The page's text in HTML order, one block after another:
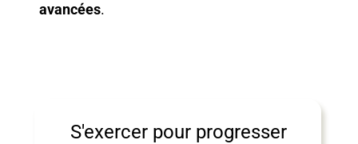
avancées.
S'exercer pour progresser